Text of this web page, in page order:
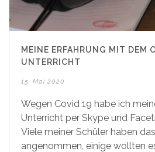
MEINE ERFAHRUNG MIT DEM
UNTERRICHT
15. Mai 2020
Wegen Covid 19 habe ich
Unterricht per Skype und
Viele meiner Schüler haben
angenommen, einige wollten